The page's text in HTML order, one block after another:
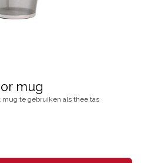
mug
te gebruiken als thee tas